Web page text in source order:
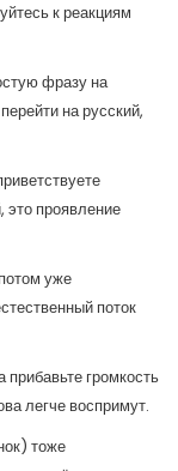
к реакциям
фразу на
на русский,
это проявление
уже
поток
громкость
легче воспримут.
тоже